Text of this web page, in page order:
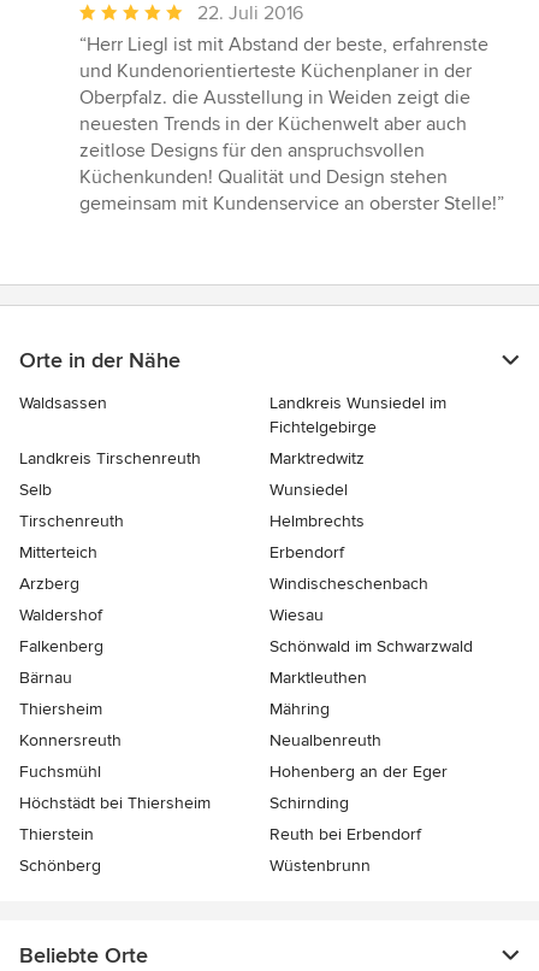
Durchschnittliche
Bewertung:
5
von
5
Sternen
22. Juli 2016
“Herr Liegl ist mit Abstand der beste, erfahrenste
und Kundenorientierteste Küchenplaner in der
Oberpfalz. die Ausstellung in Weiden zeigt die
neuesten Trends in der Küchenwelt aber auch
zeitlose Designs für den anspruchsvollen
Küchenkunden! Qualität und Design stehen
gemeinsam mit Kundenservice an oberster Stelle!”
Orte in der Nähe
Waldsassen
Landkreis Wunsiedel im
Fichtelgebirge
Landkreis Tirschenreuth
Marktredwitz
Selb
Wunsiedel
Tirschenreuth
Helmbrechts
Mitterteich
Erbendorf
Arzberg
Windischeschenbach
Waldershof
Wiesau
Falkenberg
Schönwald im Schwarzwald
Bärnau
Marktleuthen
Thiersheim
Mähring
Konnersreuth
Neualbenreuth
Fuchsmühl
Hohenberg an der Eger
Höchstädt bei Thiersheim
Schirnding
Thierstein
Reuth bei Erbendorf
Schönberg
Wüstenbrunn
Beliebte Orte